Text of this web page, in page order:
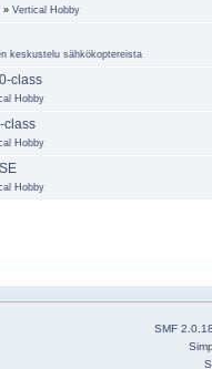
» Vertical Hobby
keskustelu sähkökoptereista
class
Hobby
class
Hobby
Hobby
SMF